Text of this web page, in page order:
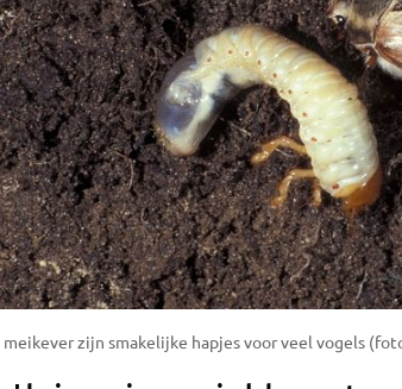
zijn smakelijke hapjes voor veel vogels